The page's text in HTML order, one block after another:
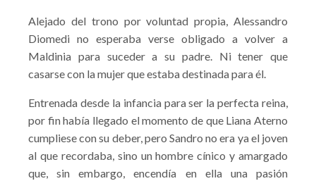
Alejado del trono por voluntad propia, Alessandro
Diomedi no esperaba verse obligado a volver a
Maldinia para suceder a su padre. Ni tener que
casarse con la mujer que estaba destinada para él.
Entrenada desde la infancia para ser la perfecta reina,
por fin había llegado el momento de que Liana Aterno
cumpliese con su deber, pero Sandro no era ya el joven
al que recordaba, sino un hombre cínico y amargado
que, sin embargo, encendía en ella una pasión